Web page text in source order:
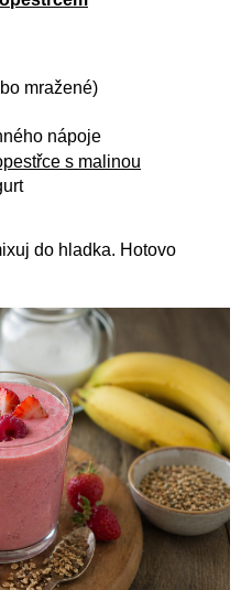
mražené)
nápoje
s malinou
do hladka. Hotovo